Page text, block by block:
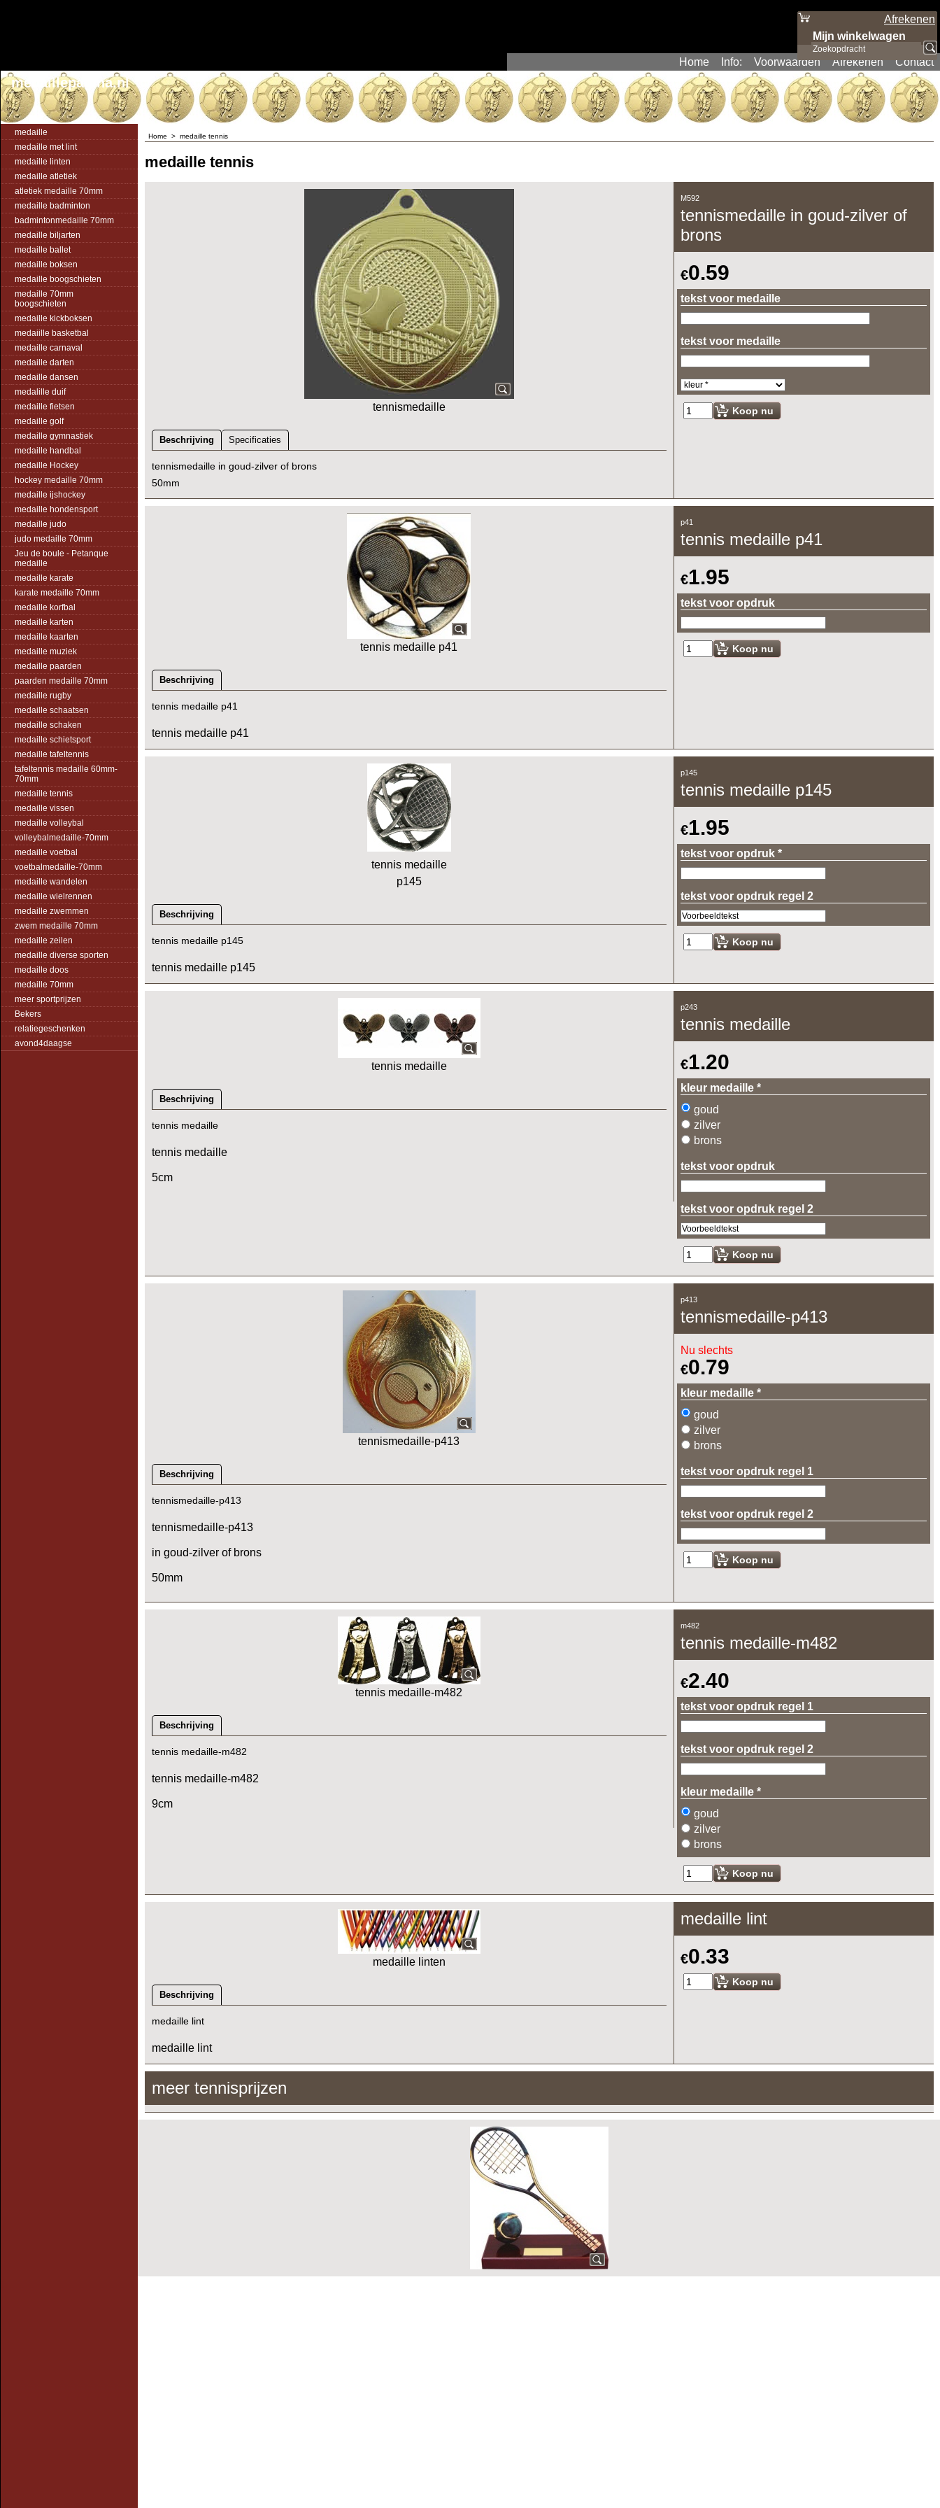
medaillepagina.nl
Afrekenen
Mijn winkelwagen
Artikelen:0
Home
Info: Voorwaarden Afrekenen Contact
medaille
medaille met lint
medaille linten
medaille atletiek
atletiek medaille 70mm
medaille badminton
badmintonmedaille 70mm
medaille biljarten
medaille ballet
medaille boksen
medaille boogschieten
medaille 70mm
boogschieten
medaille kickboksen
medaiille basketbal
medaille carnaval
medaille darten
medaille dansen
medalille duif
medaille fietsen
medaille golf
medaille gymnastiek
medaille handbal
medaille Hockey
hockey medaille 70mm
medaille ijshockey
medaille hondensport
medaille judo
judo medaille 70mm
Jeu de boule - Petanque
medaille
medaille karate
karate medaille 70mm
medaille korfbal
medaille karten
medaille kaarten
medaille muziek
medaille paarden
paarden medaille 70mm
medaille rugby
medaille schaatsen
medaille schaken
medaille schietsport
medaille tafeltennis
tafeltennis medaille 60mm-
70mm
medaille tennis
medaille vissen
medaille volleybal
volleybalmedaille-70mm
medaille voetbal
voetbalmedaille-70mm
medaille wandelen
medaille wielrennen
medaille zwemmen
zwem medaille 70mm
medaille zeilen
medaille diverse sporten
medaille doos
medaille 70mm
meer sportprijzen
Bekers
relatiegeschenken
avond4daagse
Home > medaille tennis
medaille tennis
M592
tennismedaille in goud-zilver of
brons
€0.59
tekst voor medaille
tekst voor medaille
Koop nu
tennismedaille
Beschrijving Specificaties
tennismedaille in goud-zilver of brons
50mm
p41
tennis medaille p41
€1.95
tekst voor opdruk
Koop nu
tennis medaille p41
Beschrijving
tennis medaille p41
tennis medaille p41
p145
tennis medaille p145
€1.95
tekst voor opdruk *
tekst voor opdruk regel 2
Koop nu
tennis medaille
p145
Beschrijving
tennis medaille p145
tennis medaille p145
p243
tennis medaille
€1.20
kleur medaille*
goud
zilver
brons
tekst voor opdruk
tekst voor opdruk regel 2
Koop nu
tennis medaille
Beschrijving
tennis medaille
tennis medaille
5cm
p413
tennismedaille-p413
Nu slechts
€0.79
kleur medaille*
goud
zilver
tekst voor opdruk regel 1
tekst voor opdruk regel 2
tennismedaille-p413
Beschrijving
tennismedaille-p413
tennismedaille-p413
in goud-zilver of brons
50mm
tennis medaille-m482
€2.40
tekst voor opdruk regel 1
tekst voor opdruk regel 2
kleur medaille*
goud
zilver
brons
tennis medaille-m482
Beschrijving
tennis medaille-m482
tennis medaille-m482
9cm
medaille lint
€0.33
Beschrijving
medaille lint
meer tennisprijzen